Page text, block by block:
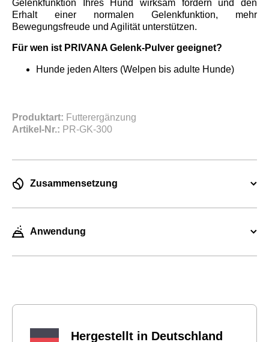
Gelenkfunktion Ihres Hund wirksam fördern und den
Erhalt einer normalen Gelenkfunktion, mehr
Bewegungsfreude und Agilität unterstützen.
Für wen ist PRIVANA Gelenk-Pulver geeignet?
Hunde jeden Alters (Welpen bis adulte Hunde)
Produktart: Futterergänzung
Artikel-Nr.: PR-GK-300
Zusammensetzung
Anwendung
Hergestellt in Deutschland